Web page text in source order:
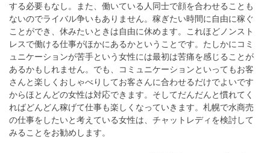
する必要もなし。また、働いている人同士で顔を合わせることも
ないのでライバル争いもありません。稼ぎたい時間に自由に稼ぐ
ことができ、休みたいときは自由に休めます。これほどノンスト
レスで働ける仕事がほかにあるかということです。たしかにコミ
ュニケーションが苦手という女性には最初は苦痛を感じることが
あるかもしれません。でも、コミュニケーションといってもお客
さんと楽しくおしゃべりしてお客さんに合わせるだけでよいです
からほとんどの女性は対応できます。そしてだんだんと慣れてく
ればどんどん稼げて仕事も楽しくなっていきます。札幌で水商売
の仕事をしたいと考えている女性は、チャットレディを検討して
みることをお勧めします。